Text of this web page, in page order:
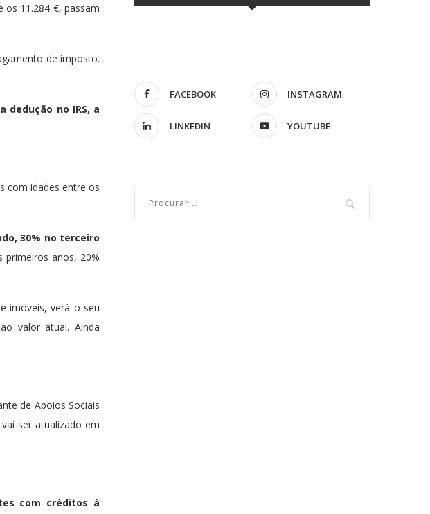
os 11.284 €, passam
de imposto.
no IRS, a
com idades entre os
30% no terceiro
primeiros anos, 20%
imóveis, verá o seu
valor atual. Ainda
de Apoios Sociais
ser atualizado em
com créditos à
FACEBOOK INSTAGRAM
LINKEDIN YOUTUBE